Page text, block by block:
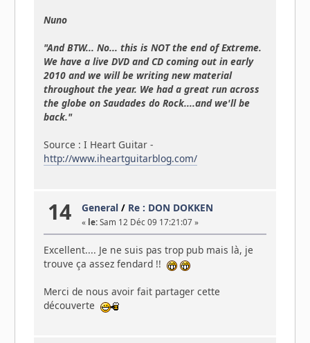
Nuno
"And BTW... No... this is NOT the end of Extreme.
We have a live DVD and CD coming out in early
2010 and we will be writing new material
throughout the year. We had a great run across
the globe on Saudades do Rock....and we'll be
back."
Source : I Heart Guitar -
http://www.iheartguitarblog.com/
14 General / Re : DON DOKKEN
« le: Sam 12 Déc 09 17:21:07 »
Excellent.... Je ne suis pas trop pub mais là, je
trouve ça assez fendard !!
Merci de nous avoir fait partager cette
découverte